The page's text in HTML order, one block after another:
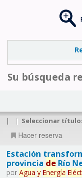
Su búsqueda
| | Seleccionar
Hacer reserva
Estación
provincia deRío
por Agua y Energía